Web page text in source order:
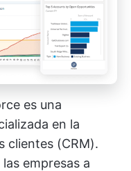
es una
en la
clientes (CRM).
empresas a